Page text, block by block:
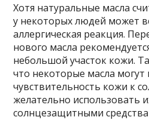
Хотя натуральные масла
у некоторых людей может
аллергическая реакция.
нового масла
небольшой участок кожи.
что некоторые масла могут
чувствительность кожи к
желательно использовать
солнцезащитными